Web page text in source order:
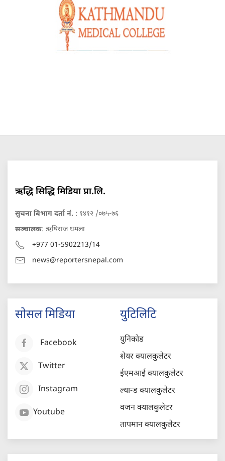
ऋद्धि सिद्धि मिडिया प्रा.लि.
सुचना बिभाग दर्ता नं. : १४१२ /०७५-७६
सञ्चालक: ऋषिराज धमला
+977 01-5902213/14
news@reportersnepal.com
सोसल मिडिया
Facebook
Twitter
Instagram
Youtube
युटिलिटि
युनिकोड
शेयर क्यालकुलेटर
ईएमआई क्यालकुलेटर
ल्यान्ड क्यालकुलेटर
वजन क्यालकुलेटर
तापमान क्यालकुलेटर